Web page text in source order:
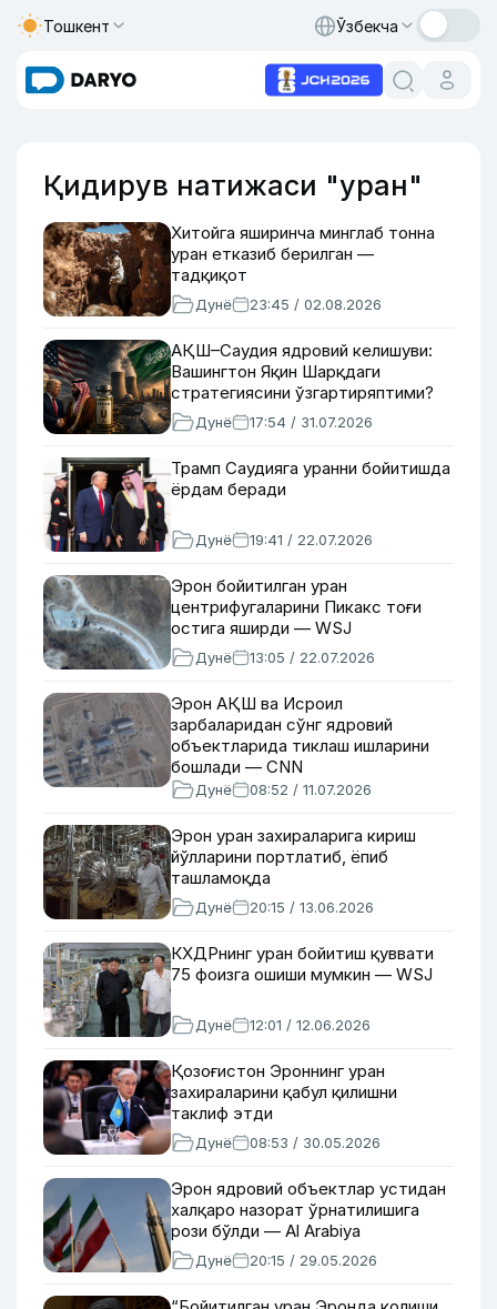
Тошкент Ўзбекча
Қидирув натижаси "уран"
Хитойга яширинча минглаб тонна
уран етказиб берилган —
тадқиқот
Дунё 23:45 / 02.08.2026
АҚШ–Саудия ядровий келишуви:
Вашингтон Яқин Шарқдаги
стратегиясини ўзгартиряптими?
Дунё 17:54 / 31.07.2026
Трамп Саудияга уранни бойитишда
ёрдам беради
Дунё 19:41 / 22.07.2026
Эрон бойитилган уран
центрифугаларини Пикакс тоғи
остига яширди — WSJ
Дунё 13:05 / 22.07.2026
Эрон АҚШ ва Исроил
зарбаларидан сўнг ядровий
объектларида тиклаш ишларини
бошлади — CNN
Дунё 08:52 / 11.07.2026
Эрон уран захираларига кириш
йўлларини портлатиб, ёпиб
ташламоқда
Дунё 20:15 / 13.06.2026
КХДРнинг уран бойитиш қуввати
75 фоизга ошиши мумкин — WSJ
Дунё 12:01 / 12.06.2026
Қозоғистон Эроннинг уран
захираларини қабул қилишни
таклиф этди
Дунё 08:53 / 30.05.2026
Эрон ядровий объектлар устидан
халқаро назорат ўрнатилишига
рози бўлди — Al Arabiya
Дунё 20:15 / 29.05.2026